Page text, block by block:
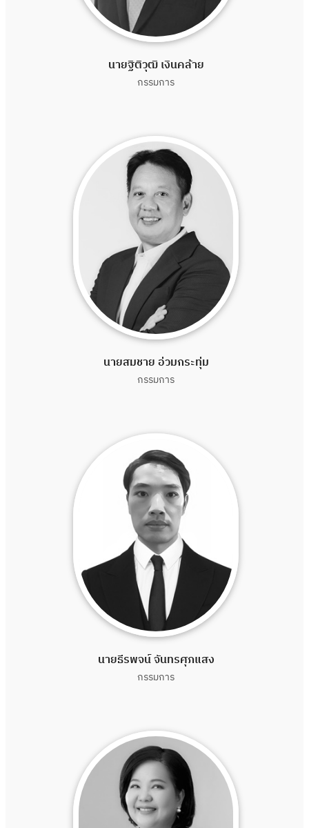
นายฐิติวุฒิ เงินคล้าย
กรรมการ
นายสมชาย อ่วมกระทุ่ม
กรรมการ
นายธีรพจน์ จันทรศุภแสง
กรรมการ